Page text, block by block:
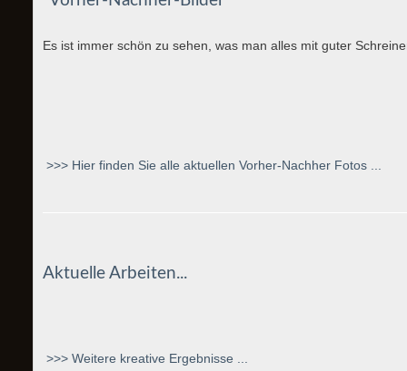
Es ist immer schön zu sehen, was man alles mit guter
>>> Hier finden Sie alle aktuellen Vorher-Nachher Fotos ...
Aktuelle Arbeiten...
>>> Weitere kreative Ergebnisse ...